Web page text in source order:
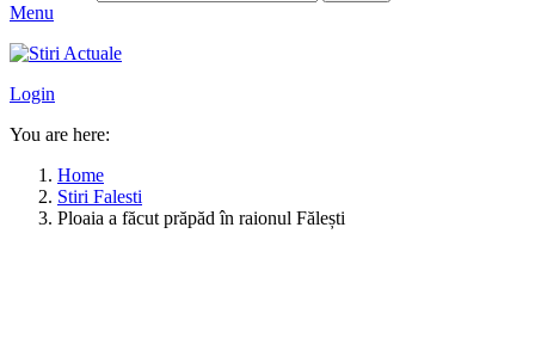
Menu
Login
You are here:
Home
Stiri Falesti
Ploaia a făcut prăpăd în raionul Fălești